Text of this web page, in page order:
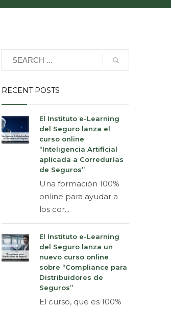
RECENT POSTS
El Instituto e-Learning
del Seguro lanza el
curso online
“Inteligencia Artificial
aplicada a Corredurías
de Seguros”
Una formación 100%
online para ayudar a
los cor...
El Instituto e-Learning
del Seguro lanza un
nuevo curso online
sobre “Compliance para
Distribuidores de
Seguros”
El curso, que es 100%